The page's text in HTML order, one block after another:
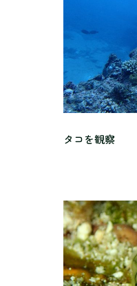
タコを観察